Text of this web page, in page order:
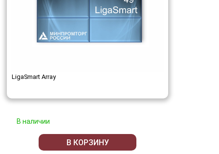
LigaSmart Array
В наличии
В КОРЗИНУ